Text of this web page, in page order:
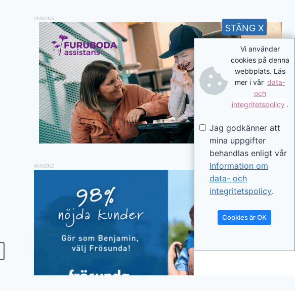
ANNONS
ANNONS
Vi använder
cookies på denna
webbplats. Läs
mer i vår data-
och
integritetspolicy .
Jag godkänner att
mina uppgifter
behandlas enligt vår
Information om
data- och
integritetspolicy.
Cookies är OK
STÄNG X